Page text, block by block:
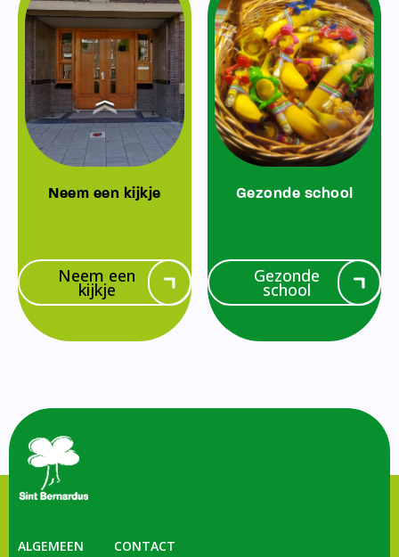
Neem een kijkje
Neem een
kijkje
Gezonde school
Gezonde
school
ALGEMEEN
CONTACT